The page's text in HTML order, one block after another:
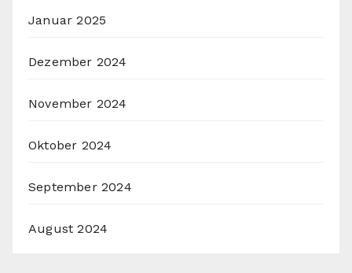
Januar 2025
Dezember 2024
November 2024
Oktober 2024
September 2024
August 2024